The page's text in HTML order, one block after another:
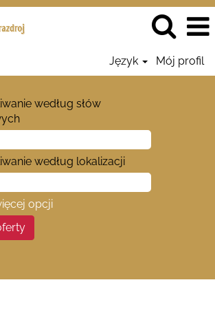
Język Mój profil
według słów
według lokalizacji
opcji